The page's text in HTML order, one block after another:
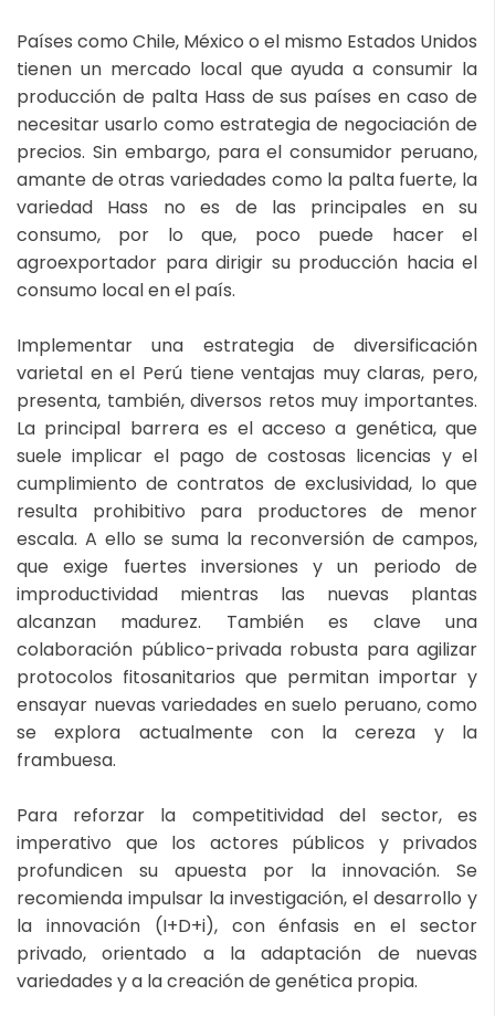
Países como Chile, México o el mismo Estados Unidos
tienen un mercado local que ayuda a consumir la
producción de palta Hass de sus países en caso de
necesitar usarlo como estrategia de negociación de
precios. Sin embargo, para el consumidor peruano,
amante de otras variedades como la palta fuerte, la
variedad Hass no es de las principales en su
consumo, por lo que, poco puede hacer el
agroexportador para dirigir su producción hacia el
consumo local en el país.
Implementar una estrategia de diversificación
varietal en el Perú tiene ventajas muy claras, pero,
presenta, también, diversos retos muy importantes.
La principal barrera es el acceso a genética, que
suele implicar el pago de costosas licencias y el
cumplimiento de contratos de exclusividad, lo que
resulta prohibitivo para productores de menor
escala. A ello se suma la reconversión de campos,
que exige fuertes inversiones y un periodo de
improductividad mientras las nuevas plantas
alcanzan madurez. También es clave una
colaboración público-privada robusta para agilizar
protocolos fitosanitarios que permitan importar y
ensayar nuevas variedades en suelo peruano, como
se explora actualmente con la cereza y la
frambuesa.
Para reforzar la competitividad del sector, es
imperativo que los actores públicos y privados
profundicen su apuesta por la innovación. Se
recomienda impulsar la investigación, el desarrollo y
la innovación (I+D+i), con énfasis en el sector
privado, orientado a la adaptación de nuevas
variedades y a la creación de genética propia.